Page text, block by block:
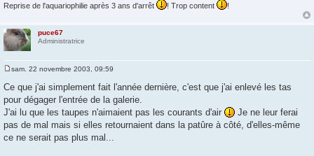
Reprise de l'aquariophilie après 3 ans d'arrêt ! Trop content !
puce67
Administratrice
s
s
a
g
e
sam. 22 novembre 2003, 09:59
Ce que j'ai simplement fait l'année dernière, c'est que j'ai enlevé les tas
pour dégager l'entrée de la galerie.
J'ai lu que les taupes n'aimaient pas les courants d'air
Je ne leur ferai
pas de mal mais si elles retournaient dans la patûre à côté, d'elles-même
ce ne serait pas plus mal...